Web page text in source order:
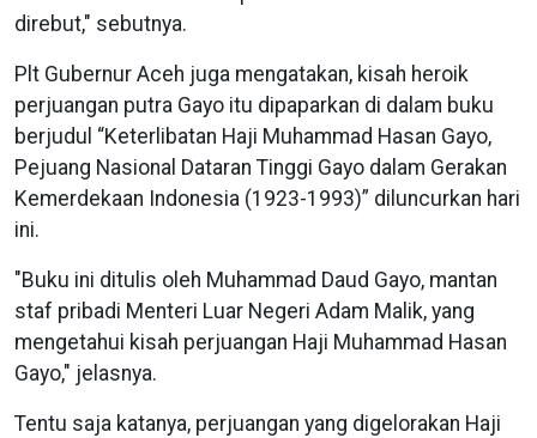
direbut," sebutnya.
Plt Gubernur Aceh juga mengatakan, kisah heroik
perjuangan putra Gayo itu dipaparkan di dalam buku
berjudul “Keterlibatan Haji Muhammad Hasan Gayo,
Pejuang Nasional Dataran Tinggi Gayo dalam Gerakan
Kemerdekaan Indonesia (1923-1993)” diluncurkan hari
ini.
"Buku ini ditulis oleh Muhammad Daud Gayo, mantan
staf pribadi Menteri Luar Negeri Adam Malik, yang
mengetahui kisah perjuangan Haji Muhammad Hasan
Gayo," jelasnya.
Tentu saja katanya, perjuangan yang digelorakan Haji